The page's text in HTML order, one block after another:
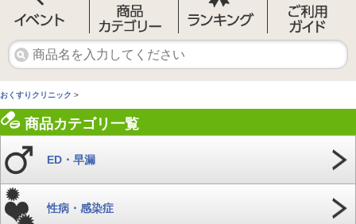
おくすりクリニック >
商品カテゴリ一覧
ED・早漏
性病・感染症